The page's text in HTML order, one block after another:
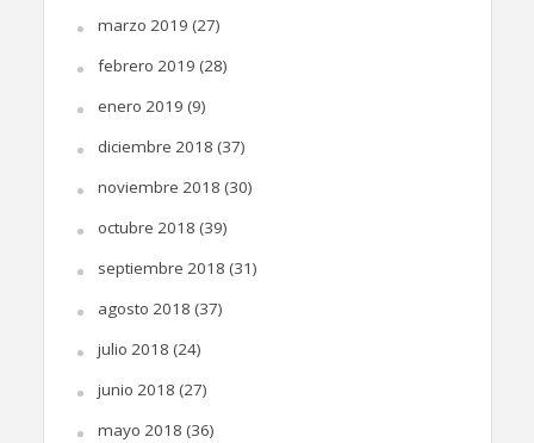
marzo 2019 (27)
febrero 2019 (28)
enero 2019 (9)
diciembre 2018 (37)
noviembre 2018 (30)
octubre 2018 (39)
septiembre 2018 (31)
agosto 2018 (37)
julio 2018 (24)
junio 2018 (27)
mayo 2018 (36)